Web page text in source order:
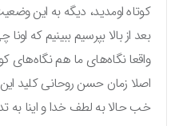
کوتاه اومدید، دیگه به این وضعیت.
بعد از بالا بپرسیم ببینیم که
واقعا نگاه‌های ما هم نگاه‌های
اصلا زمان حسن روحانی کلید
خب حالا به لطف خدا و اینا به